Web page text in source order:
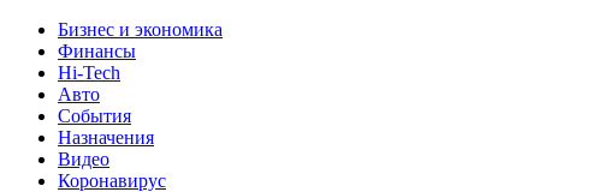
Бизнес и экономика
Финансы
Hi-Tech
Авто
События
Назначения
Видео
Коронавирус